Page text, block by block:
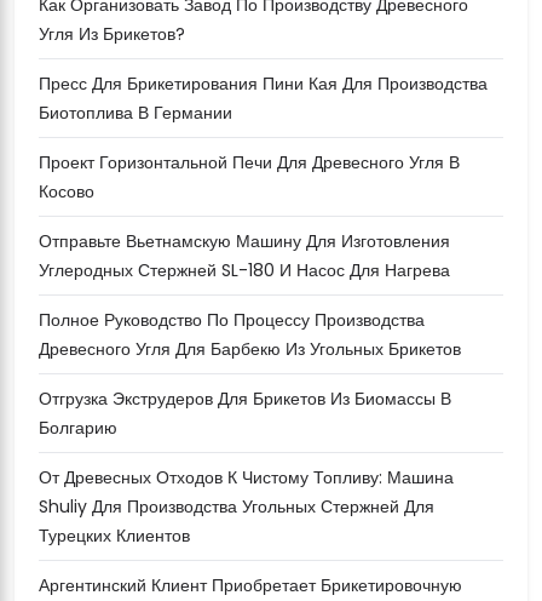
Как Организовать Завод По Производству Древесного
Угля Из Брикетов?
Пресс Для Брикетирования Пини Кая Для Производства
Биотоплива В Германии
Проект Горизонтальной Печи Для Древесного Угля В
Косово
Отправьте Вьетнамскую Машину Для Изготовления
Углеродных Стержней SL-180 И Насос Для Нагрева
Полное Руководство По Процессу Производства
Древесного Угля Для Барбекю Из Угольных Брикетов
Отгрузка Экструдеров Для Брикетов Из Биомассы В
Болгарию
От Древесных Отходов К Чистому Топливу: Машина
Shuliy Для Производства Угольных Стержней Для
Турецких Клиентов
Аргентинский Клиент Приобретает Брикетировочную